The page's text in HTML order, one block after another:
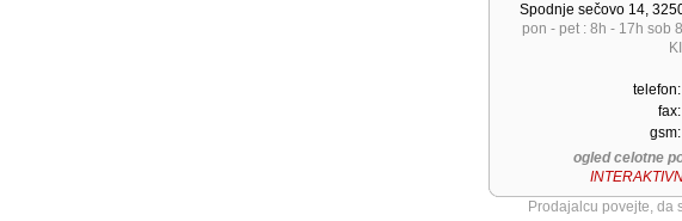
Spodnje sečovo 14,
pon - pet : 8h - 17h sob
telefon:
fax:
gsm:
ogled celotne
Prodajalcu povejte, da